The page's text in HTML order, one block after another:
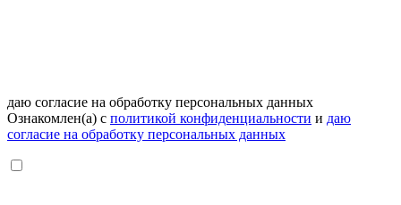
даю согласие на обработку персональных данных
Ознакомлен(а) с политикой конфиденциальности и даю
согласие на обработку персональных данных